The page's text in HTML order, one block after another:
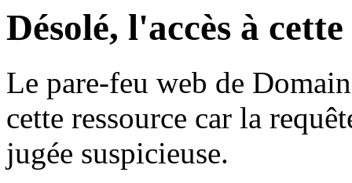
Désolé, l'accès à
Le pare-feu web de
cette ressource car la
jugée suspicieuse.